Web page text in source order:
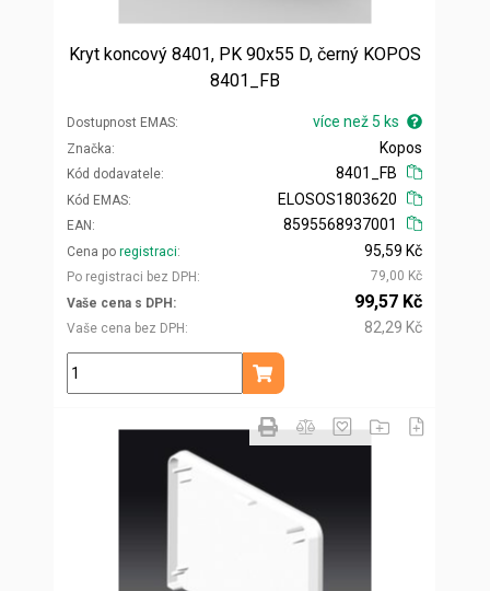
Kryt koncový 8401, PK 90x55 D, černý KOPOS
8401_FB
Dostupnost EMAS více než 5 ks
Značka
Kód dodavatele
Kopos
8401_FB
Kód EMAS
EAN
ELOSOS1803620
8595568937001
Cena po registraci
Po registraci bez DPH
95,59 Kč
79,00 Kč
Vaše cena s DPH
Vaše cena bez DPH
99,57 Kč
82,29 Kč
ks
Přidat do košíku